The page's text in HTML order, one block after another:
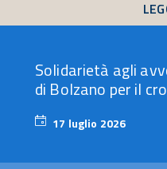
Solidarietà agli
di Bolzano per il
17 luglio 2026